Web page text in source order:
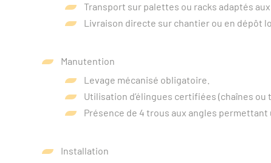
Transport sur palettes ou racks adaptés
Livraison directe sur chantier ou en dépôt
Manutention
Levage mécanisé obligatoire.
Utilisation d’élingues certifiées (chaînes
Présence de 4 trous aux angles
Installation